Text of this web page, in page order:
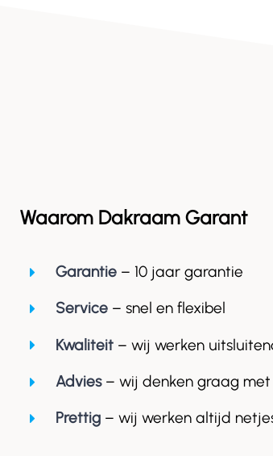
Waarom Dakraam Garant
Garantie – 10 jaar garantie
Service – snel en flexibel
Kwaliteit – wij werken
Advies– wij denken graag met
Prettig – wij werken altijd